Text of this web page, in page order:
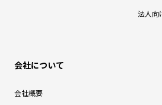
法人向
会社について
会社概要